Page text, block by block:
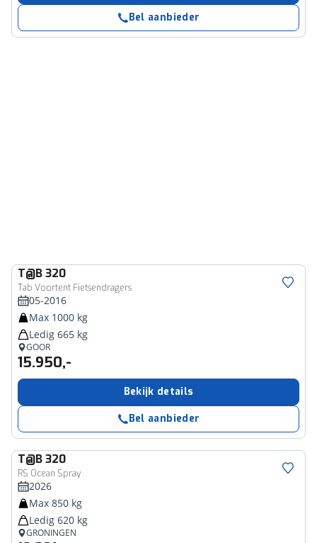
Bel aanbieder
T@B320
Tab Voortent Fietsendragers
05-2016
Max 1000 kg
Ledig 665 kg
GOOR
15.950,-
Bekijk details
Bel aanbieder
T@B320
RS Ocean Spray
2026
Max 850 kg
Ledig 620 kg
GRONINGEN